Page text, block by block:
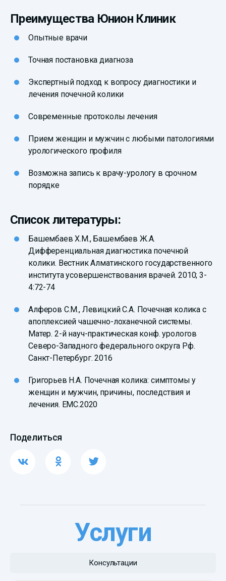
Преимущества Юнион Клиник
Опытные врачи
Точная постановка диагноза
Экспертный подход к вопросу диагностики и
лечения почечной колики
Современные протоколы лечения
Прием женщин и мужчин с любыми патологиями
урологического профиля
Возможна запись к врачу-урологу в срочном
порядке
Список литературы:
Башембаев Х.М., Башембаев Ж.А.
Дифференциальная диагностика почечной
колики. Вестник Алматинского государственного
института усовершенствования врачей. 2010; 3-
4:72-74
Алферов С.М., Левицкий С.А. Почечная колика с
апоплексией чашечно-лоханечной системы.
Матер. 2-й науч-практическая конф. урологов
Северо-Западного федерального округа Рф.
Санкт-Петербург. 2016
Григорьев Н.А. Почечная колика: симптомы у
женщин и мужчин, причины, последствия и
лечения. EMC.2020
Поделиться
Услуги
Консультации